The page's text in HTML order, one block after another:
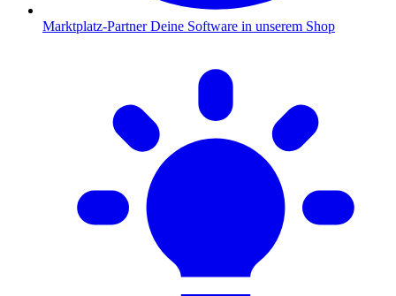
Marktplatz-Partner Deine Software in unserem Shop